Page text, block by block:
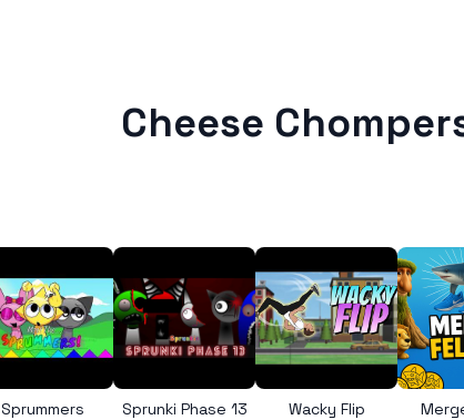
Cheese
Sprummers Sprunki Phase 13 Wacky Flip